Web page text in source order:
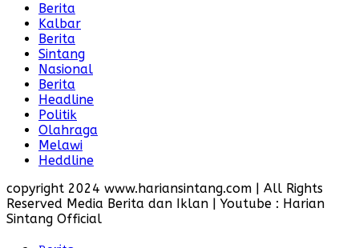
Berita
Kalbar
Berita
Sintang
Nasional
Berita
Headline
Politik
Olahraga
Melawi
Heddline
copyright 2024 www.hariansintang.com | All Rights
Reserved Media Berita dan Iklan | Youtube : Harian
Sintang Official